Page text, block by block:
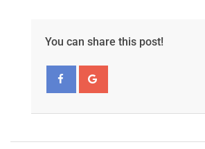
You can share this post!